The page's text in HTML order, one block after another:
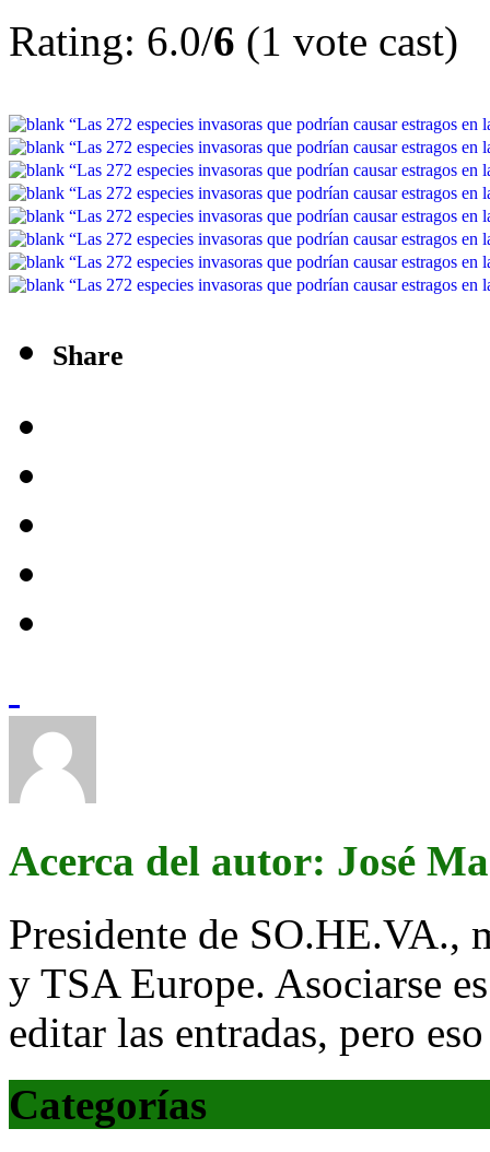
Rating: 6.0/6 (1 vote cast)
Share
Acerca del autor: José
Presidente de SO.HE.VA.,
y TSA Europe. Asociarse
editar las entradas, pero
Categorías